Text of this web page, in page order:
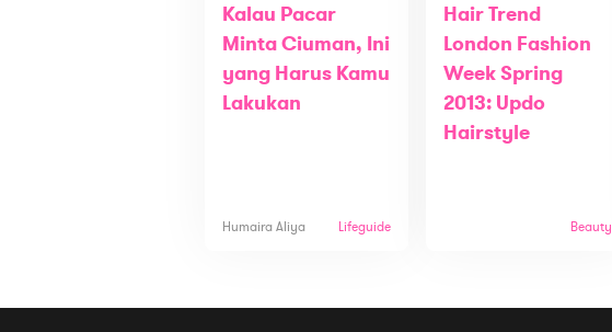
Kalau Pacar
Minta Ciuman, Ini
yang Harus Kamu
Lakukan
Humaira Aliya Lifeguide
Hair Trend
London Fashion
Week Spring
2013: Updo
Hairstyle
Beauty